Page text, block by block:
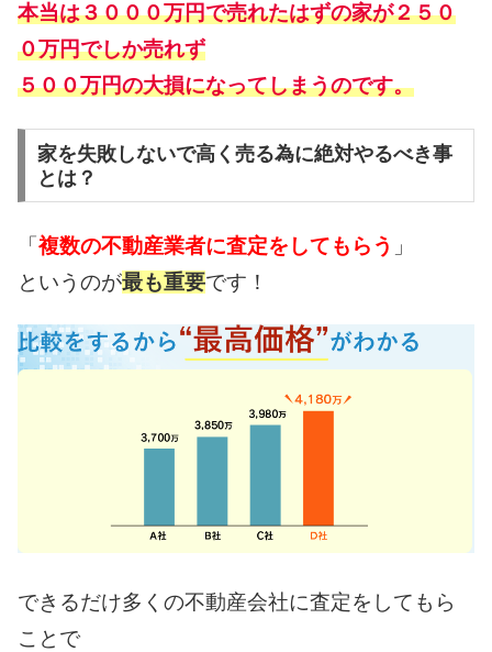
本当は３０００万円で売れたはずの家が２５０
０万円でしか売れず
５００万円の大損になってしまうのです。
家を失敗しないで高く売る為に絶対やるべき事
とは？
「 複数の不動産業者に査定をしてもらう 」
というのが最も重要です！
できるだけ多くの不動産会社に査定をしてもら
ことで